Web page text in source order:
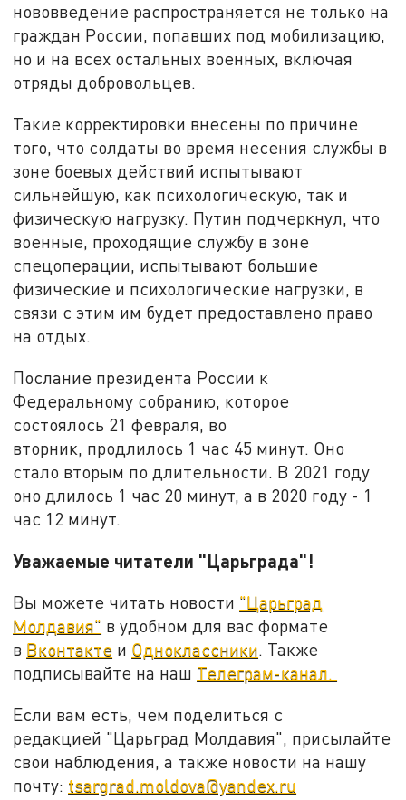
нововведение распространяется не только на
граждан России, попавших под мобилизацию,
но и на всех остальных военных, включая
отряды добровольцев.
Такие корректировки внесены по причине
того, что солдаты во время несения службы в
зоне боевых действий испытывают
сильнейшую, как психологическую, так и
физическую нагрузку. Путин подчеркнул, что
военные, проходящие службу в зоне
спецоперации, испытывают большие
физические и психологические нагрузки, в
связи с этим им будет предоставлено право
на отдых.
Послание президента России к
Федеральному собранию, которое
состоялось 21 февраля, во
вторник, продлилось 1 час 45 минут. Оно
стало вторым по длительности. В 2021 году
оно длилось 1 час 20 минут, а в 2020 году - 1
час 12 минут.
Уважаемые читатели "Царьграда"!
Вы можете читать новости "Царьград
Молдавия" в удобном для вас формате
в Вконтакте и Одноклассники. Также
подписывайте на наш Телеграм-канал.
Если вам есть, чем поделиться с
редакцией "Царьград Молдавия", присылайте
свои наблюдения, а также новости на нашу
почту: tsargrad.moldova@yandex.ru